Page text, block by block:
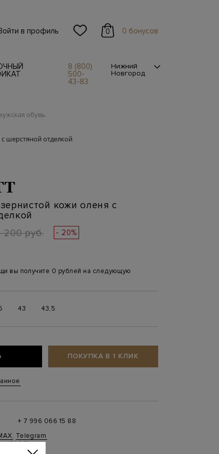
в профиль 0 0 бонусов
8 (800)
500-
43-83
Нижний
Новгород
обувь
шерстяной отделкой
кожи оленя с
200 руб. - 20%
вы получите 0 рублей на следующую
43 43,5
ПОКУПКА В 1 КЛИК
+ 7 996 066 15 88
, Telegram
21:00)